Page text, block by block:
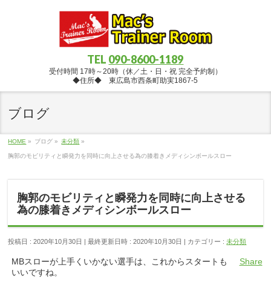
TEL 090-8600-1189
受付時間 17時～20時（休／土・日・祝 完全予約制）
◆住所◆ 東広島市西条町助実1867-5
ブログ
HOME » ブログ » 未分類 »
胸郭のモビリティと瞬発力を同時に向上させる為の膝着きメディシンボールスロー
胸郭のモビリティと瞬発力を同時に向上させる
為の膝着きメディシンボールスロー
投稿日 : 2020年10月30日 最終更新日時 : 2020年10月30日 カテゴリー :未分類
Share
MBスローが上手くいかない選手は、これからスタートも
いいですね。